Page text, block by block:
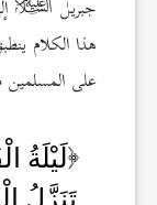
جبريل
هذا الكلام
على المسلمين
لَيْلَةُ
تَنَزَّلُ